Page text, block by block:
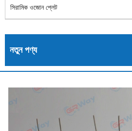
সিরামিক ওজোন প্লেট
নতুন পণ্য